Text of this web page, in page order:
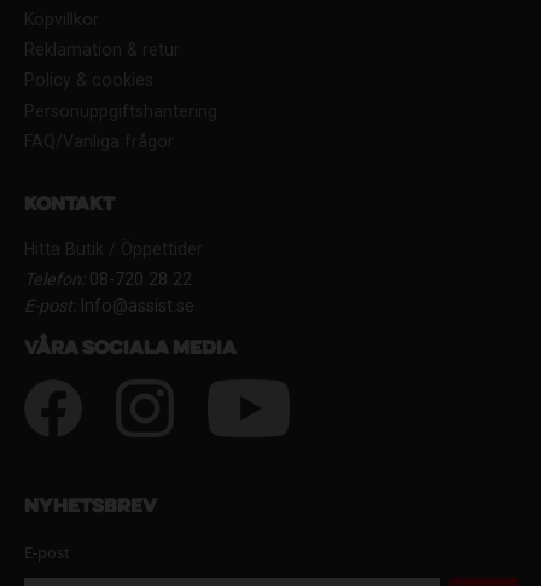
Köpvillkor
Reklamation & retur
Policy & cookies
Personuppgiftshantering
FAQ/Vanliga frågor
Kontakt
Hitta Butik / Öppettider
Telefon:08-720 28 22
E-post:Info@assist.se
Våra sociala media
Nyhetsbrev
E-post